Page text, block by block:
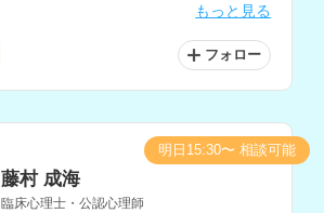
もっと見る
フォロー
藤村 成海
臨床心理士・公認心理師
明日15:30〜 相談可能